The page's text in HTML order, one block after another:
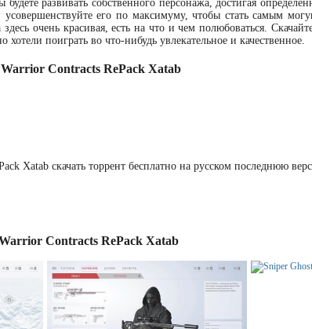
развивать собственного персонажа, достигая
его по максимуму, чтобы стать самым
очень красивая, есть на что и чем полюбоваться.
хотели поиграть во что-нибудь увлекательное и качественное.
Warrior Contracts RePack Xatab
Xatab скачать торрент бесплатно на русском последнюю
Contracts RePack Xatab